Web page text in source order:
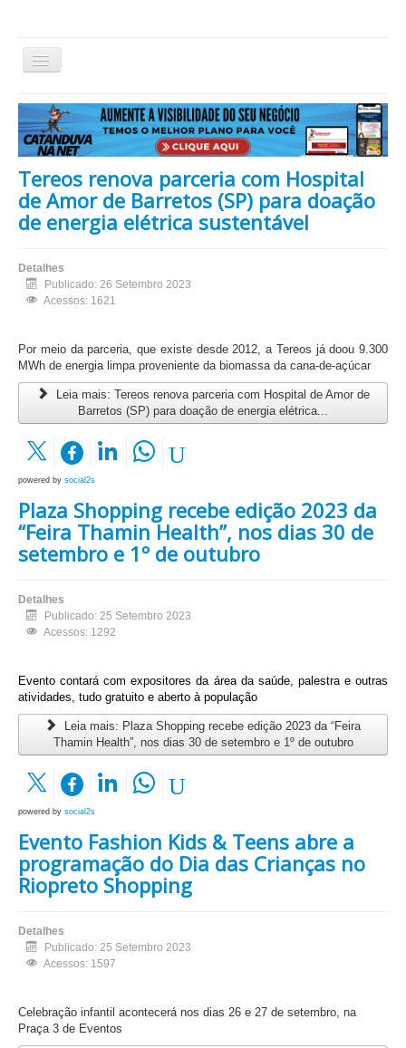
Alternar
Home Cidade Cultura Economia Educação
Esportes Eventos Filmes em Cartaz Região
Política Saúde Tecnologia Cinema / Série / TV
Nacional / Mundo Vida / Estilo Artigo / Coluna
Tereos renova parceria com Hospital
de Amor de Barretos (SP) para doação
de energia elétrica sustentável
Detalhes
Publicado: 26 Setembro 2023
Acessos: 1621
Por meio da parceria, que existe desde 2012, a Tereos já doou 9.300
MWh de energia limpa proveniente da biomassa da cana-de-açúcar
Leia mais: Tereos renova parceria com Hospital de Amor de
Barretos (SP) para doação de energia elétrica...
powered by social2s
Plaza Shopping recebe edição 2023 da
“Feira Thamin Health”, nos dias 30 de
setembro e 1º de outubro
Detalhes
Publicado: 25 Setembro 2023
Acessos: 1292
Evento contará com expositores da área da saúde, palestra e outras
atividades, tudo gratuito e aberto à população
Leia mais: Plaza Shopping recebe edição 2023 da “Feira
Thamin Health”, nos dias 30 de setembro e 1º de outubro
powered by social2s
Evento Fashion Kids & Teens abre a
programação do Dia das Crianças no
Riopreto Shopping
Detalhes
Publicado: 25 Setembro 2023
Acessos: 1597
Celebração infantil acontecerá nos dias 26 e 27 de setembro, na
Praça 3 de Eventos